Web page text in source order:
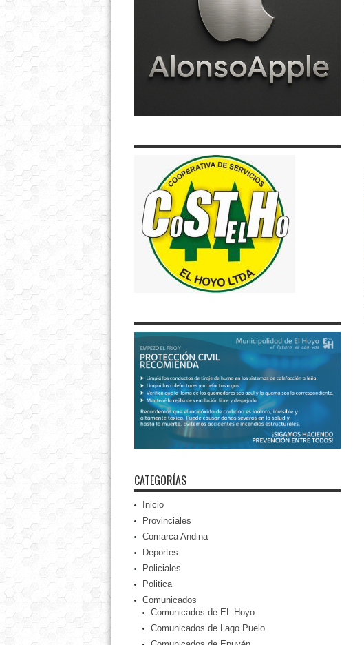
CATEGORÍAS
Inicio
Provinciales
Comarca Andina
Deportes
Policiales
Politica
Comunicados
Comunicados de EL Hoyo
Comunicados de Lago Puelo